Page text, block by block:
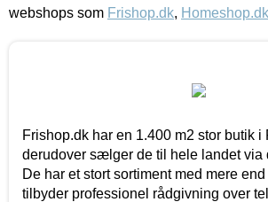
webshops som Frishop.dk, Homeshop.dk
Frishop.dk har en 1.400 m2 stor butik i
derudover sælger de til hele landet via
De har et stort sortiment med mere
tilbyder professionel rådgivning over